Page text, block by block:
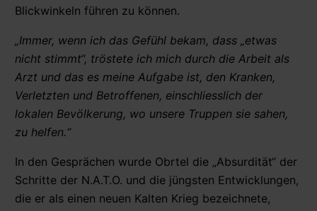
Blickwinkeln führen zu können.
„Immer, wenn ich das Gefühl bekam, dass „etwas
nicht stimmt“, tröstete ich mich durch die Arbeit als
Arzt und das es meine Aufgabe ist, den Kranken,
Verletzten und Betroffenen, einschliesslich der
lokalen Bevölkerung, wo unsere Truppen sie sahen,
zu helfen.“
In den Gesprächen wurde Obrtel die „Absurdität“ der
Schritte der N.A.T.O. und die jüngsten Entwicklungen,
die er als einen neuen Kalten Krieg bezeichnete,